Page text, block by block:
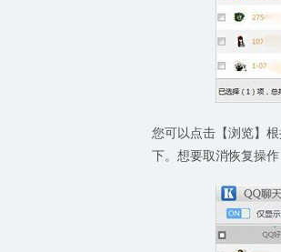
您可以点击【浏览】
下。想要取消恢复操